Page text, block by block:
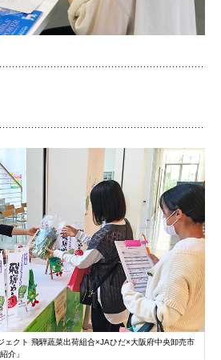
643-6221
部
643-6566
ェクト 飛騨蔬菜出荷組合×JAひだ×大阪府中央卸売市
介」